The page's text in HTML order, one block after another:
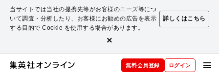
当サイトでは当社の提携先等がお客様のニーズ等につ
いて調査・分析したり、お客様にお勧めの広告を表示
する目的で Cookie を使用する場合があります。
詳しくはこちら
×
無料会員登録 ログイン